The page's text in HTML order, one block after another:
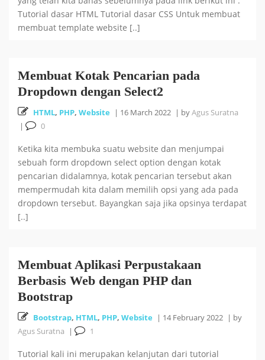
Tutorial dasar HTML Tutorial dasar CSS Untuk membuat
membuat template website [..]
Membuat Kotak Pencarian pada
Dropdown dengan Select2
HTML, PHP, Website | 16 March 2022 | byAgus Suratna
|
0
Ketika kita membuka suatu website dan menjumpai
sebuah form dropdown select option dengan kotak
pencarian didalamnya, kotak pencarian tersebut akan
mempermudah kita dalam memilih opsi yang ada pada
dropdown tersebut. Bayangkan saja jika opsinya terdapat
[..]
Membuat Aplikasi Perpustakaan
Berbasis Web dengan PHP dan
Bootstrap
Bootstrap, HTML, PHP, Website | 14 February 2022 | by
Agus Suratna
| 1
Tutorial kali ini merupakan kelanjutan dari tutorial